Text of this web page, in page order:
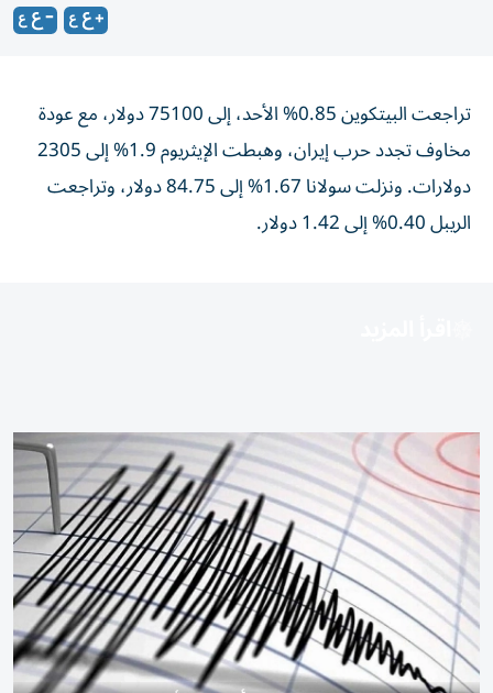
تراجعت البيتكوين 0.85% الأحد، إلى 75100 دولار، مع عودة
مخاوف تجدد حرب إيران، وهبطت الإيثريوم 1.9% إلى 2305
دولارات. ونزلت سولانا 1.67% إلى 84.75 دولار، وتراجعت
الريبل 0.40% إلى 1.42 دولار.